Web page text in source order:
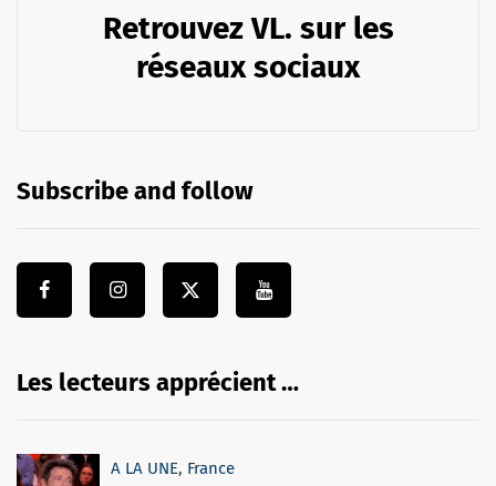
Retrouvez VL. sur les
réseaux sociaux
Subscribe and follow
Les lecteurs apprécient …
A LA UNE, France